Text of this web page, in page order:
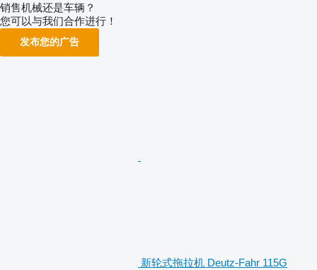
销售机械还是车辆？
您可以与我们合作进行！
发布您的广告
新轮式拖拉机 Deutz-Fahr 115G